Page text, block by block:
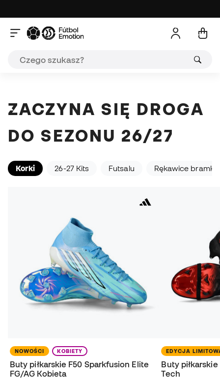
skórę w F50 i Predator.
ZACZYNA SIĘ DROGA
DO SEZONU 26/27
Korki 26-27 Kits Futsalu Rękawice
NOWOŚCI KOBIETY
Buty piłkarskie F50 Sparkfusion Elite
FG/AG Kobieta
EDYCJA
Buty
Tech